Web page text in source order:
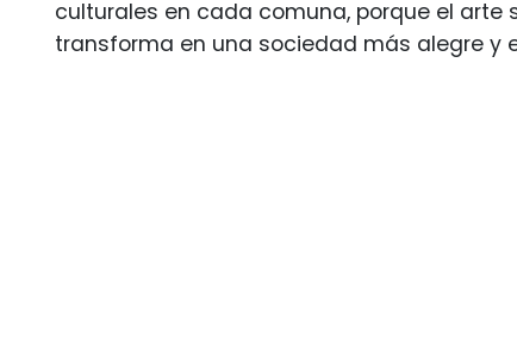
culturales en cada comuna, porque el arte
transforma en una sociedad más alegre y